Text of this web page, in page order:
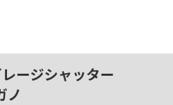
ージシャッター
ノ